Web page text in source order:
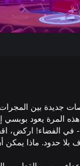
جديدة بين
المرة يعود بوبسي
اركض،